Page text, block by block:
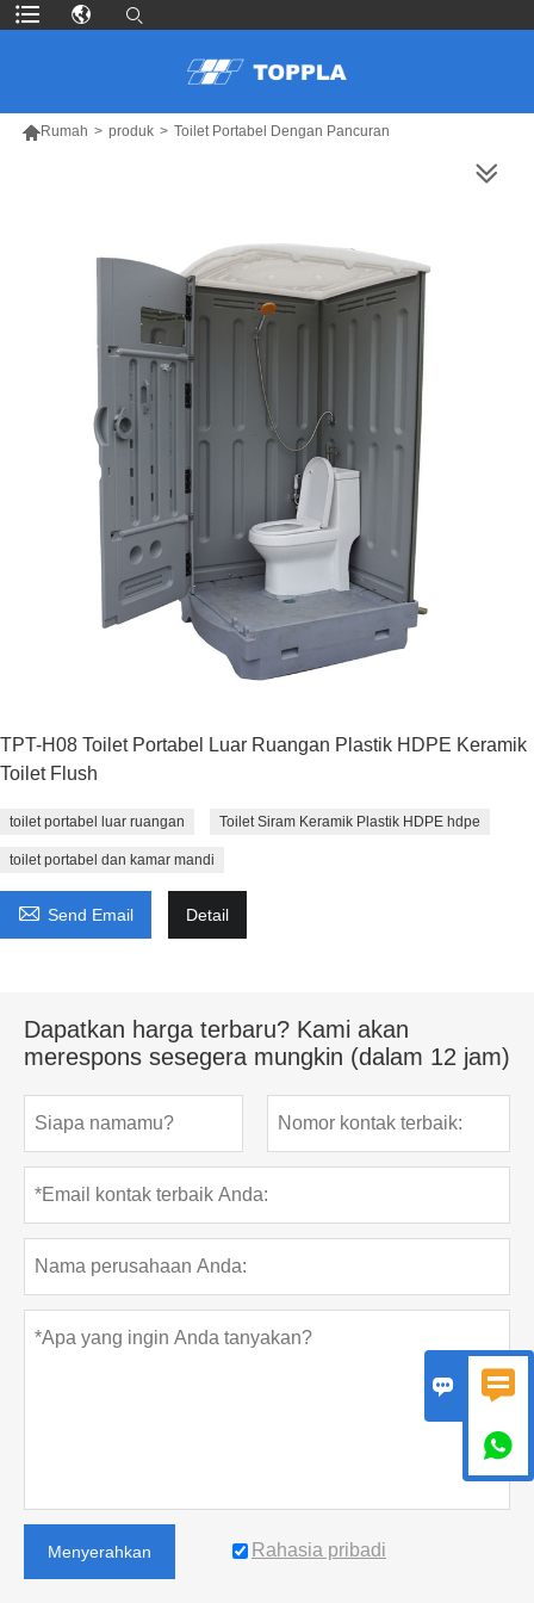
Rumah > produk > Toilet Portabel Dengan Pancuran
TPT-H08 Toilet Portabel Luar Ruangan Plastik HDPE Keramik
Toilet Flush
toilet portabel luar ruangan Toilet Siram Keramik Plastik HDPE hdpe
toilet portabel dan kamar mandi
 Send Email Detail
Dapatkan harga terbaru? Kami akan
merespons sesegera mungkin (dalam 12 jam)
Menyerahkan Rahasia pribadi
 
